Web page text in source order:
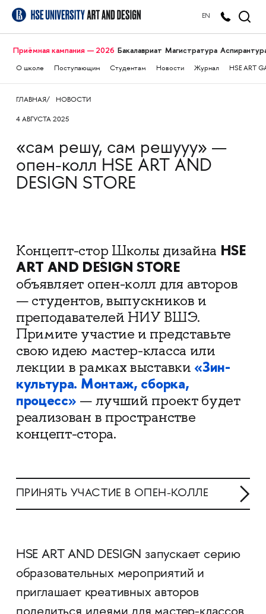
EN
Приёмная кампания — 2026 Бакалавриат Магистратура
О школе Поступающим Студентам Новости Журнал HSE ART
ГЛАВНАЯ НОВОСТИ
4 АВГУСТА 2025
«сам решу, сам решууу» —
опен-колл HSE ART AND
DESIGN STORE
Концепт-стор Школы дизайна HSE
ART AND DESIGN STORE
объявляет опен-колл для авторов
— студентов, выпускников и
преподавателей НИУ ВШЭ.
Примите участие и представьте
свою идею мастер-класса или
лекции в рамках выставки«Зин-
культура. Монтаж, сборка,
процесс» — лучший проект будет
реализован в пространстве
концепт-стора.
ПРИНЯТЬ УЧАСТИЕ В ОПЕН-КОЛЛЕ
HSE ART AND DESIGN запускает серию
образовательных мероприятий и
приглашает креативных авторов